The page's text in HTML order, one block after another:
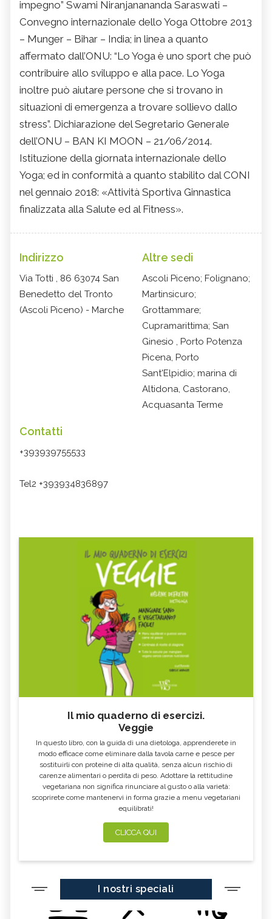
impegno” Swami Niranjanananda Saraswati –
Convegno internazionale dello Yoga Ottobre 2013
– Munger – Bihar – India; in linea a quanto
affermato dall’ONU: “Lo Yoga è uno sport che può
contribuire allo sviluppo e alla pace. Lo Yoga
inoltre può aiutare persone che si trovano in
situazioni di emergenza a trovare sollievo dallo
stress”. Dichiarazione del Segretario Generale
dell’ONU – BAN KI MOON – 21/06/2014.
Istituzione della giornata internazionale dello
Yoga; ed in conformità a quanto stabilito dal CONI
nel gennaio 2018: «Attività Sportiva Ginnastica
finalizzata alla Salute ed al Fitness».
Indirizzo
Via Totti , 86 63074 San
Benedetto del Tronto
(Ascoli Piceno) - Marche
Altre sedi
Ascoli Piceno; Folignano;
Martinsicuro;
Grottammare;
Cupramarittima; San
Ginesio , Porto Potenza
Picena, Porto
Sant'Elpidio; marina di
Altidona, Castorano,
Acquasanta Terme
Contatti
+393939755533
Tel2 +393934836897
Il mio quaderno di esercizi.
Veggie
In questo libro, con la guida di una dietologa, apprenderete in
modo efficace come eliminare dalla tavola carne e pesce per
sostituirli con proteine di alta qualità, senza alcun rischio di
carenze alimentari o perdita di peso. Adottare la rettitudine
vegetariana non significa rinunciare al gusto o alla varietà:
scoprirete come mantenervi in forma grazie a menu vegetariani
equilibrati!
CLICCA QUI
I nostri speciali